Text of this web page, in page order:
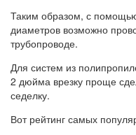
Таким образом, с
диаметров возможно
трубопроводе.
Для систем из
2 дюйма врезку проще
седелку.
Вот рейтинг самых